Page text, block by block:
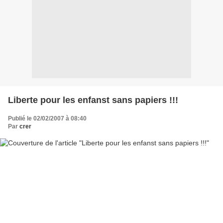
Liberte pour les enfanst sans papiers !!!
Publié le 02/02/2007 à 08:40
Par crer